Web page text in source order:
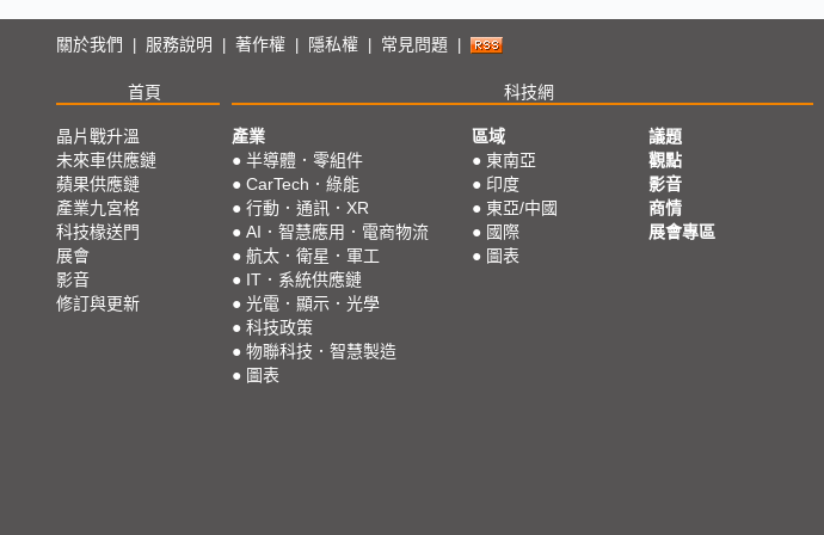
關於我們 服務說明 著作權 隱私權 常見問題
首頁 科技網
晶片戰升溫
未來車供應鏈
蘋果供應鏈
產業九宮格
科技椽送門
展會
影音
修訂與更新
產業
● 半導體．零組件
● CarTech．綠能
● 行動．通訊．XR
● AI．智慧應用．電商物流
● 航太．衛星．軍工
● IT．系統供應鏈
● 光電．顯示．光學
● 科技政策
● 物聯科技．智慧製造
● 圖表
區域
● 東南亞
● 印度
● 東亞/中國
● 國際
● 圖表
議題
觀點
影音
商情
展會專區